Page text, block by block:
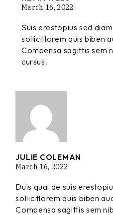
March 16, 2022
Suis erestopius sed
sollicitlorem quis biben
Compensa sagittis sem
cursus.
JULIE COLEMAN
March 16, 2022
Duis qual de suis
sollicitlorem quis biben
Compensa sagittis sem